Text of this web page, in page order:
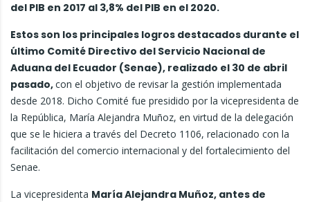
del PIB en 2017 al 3,8% del PIB en el 2020.
Estos son los principales logros destacados durante el
último Comité Directivo del Servicio Nacional de
Aduana del Ecuador (Senae), realizado el 30 de abril
pasado,con el objetivo de revisar la gestión implementada
desde 2018. Dicho Comité fue presidido por la vicepresidenta de
la República, María Alejandra Muñoz, en virtud de la delegación
que se le hiciera a través del Decreto 1106, relacionado con la
facilitación del comercio internacional y del fortalecimiento del
Senae.
La vicepresidenta María Alejandra Muñoz, antes de